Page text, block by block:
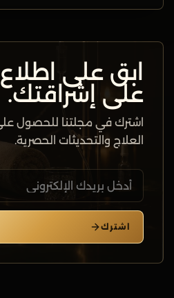
ابق على
على إشراقتك.
اشترك في مجلتنا للحصول
العلاج والتحديثات الحصرية.
اشترك